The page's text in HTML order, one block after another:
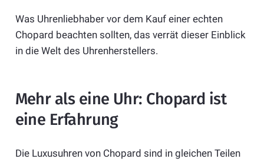
Was Uhrenliebhaber vor dem Kauf einer echten
Chopard beachten sollten, das verrät dieser Einblick
in die Welt des Uhrenherstellers.
Mehr als eine Uhr: Chopard ist
eine Erfahrung
Die Luxusuhren von Chopard sind in gleichen Teilen